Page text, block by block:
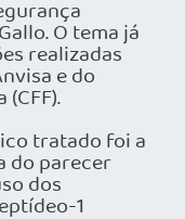
O tema já
realizadas
e do
tratado foi a
do parecer
dos
1